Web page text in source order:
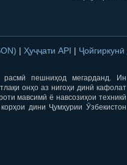
| Ҳуҷҷати API |
расмӣ пешниҳод мегарданд. Ин
онҳо аз нигоҳи динӣ кафолат
мавсимӣ ё навсозиҳои техникӣ
дини Ҷумҳурии Ӯзбекистон